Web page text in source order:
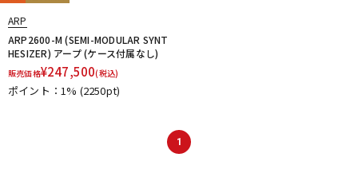
アンプ
DJ機器
ARP
ARP2600-M (SEMI-MODULAR SYNT
HESIZER) アープ (ケース付属なし)
販売価格¥247,500(税込)
ポイント：1% (2250pt)
1